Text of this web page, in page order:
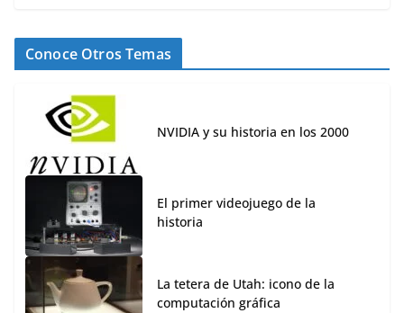
Conoce Otros Temas
NVIDIA y su historia en los 2000
El primer videojuego de la
historia
La tetera de Utah: icono de la
computación gráfica